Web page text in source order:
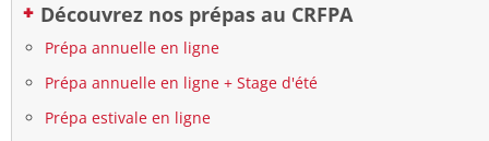
Découvrez nos prépas au CRFPA
Prépa annuelle en ligne
Prépa annuelle en ligne + Stage d'été
Prépa estivale en ligne